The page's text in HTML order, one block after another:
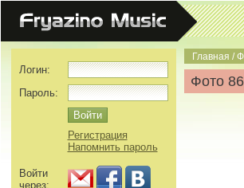
Главная /
Фото
Логин:
Пароль:
Регистрация
Напомнить пароль
Войти
через: